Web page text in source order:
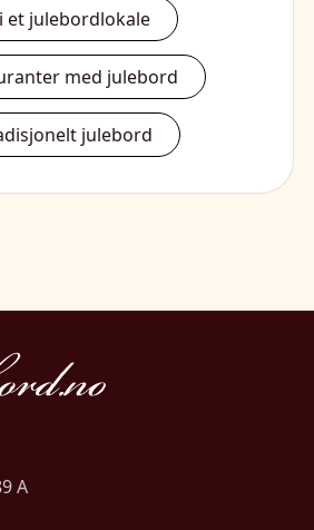
et julebordlokale
med julebord
julebord
A